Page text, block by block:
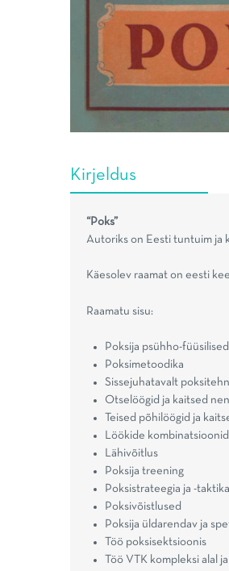
Kirjeldus
“Poks”
Autoriks on Eesti tuntuim ja
Käesolev raamat on eesti
Raamatu sisu:
Poksija psühho-
Poksimetoodika
Sissejuhatavalt
Otselöögid ja kaitsed
Teised põhilöögid ja
Löökide
Lähivõitlus
Poksija treening
Poksistrateegia ja -taktika
Poksivõistlused
Poksija üldarendav ja
Töö poksisektsioonis
Töö VTK kompleksi alal